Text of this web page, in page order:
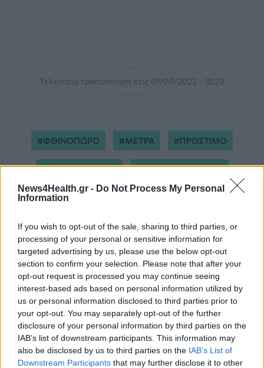
News4Health.gr - Do Not Process My Personal
Information
If you wish to opt-out of the sale, sharing to third parties, or
processing of your personal or sensitive information for
targeted advertising by us, please use the below opt-out
section to confirm your selection. Please note that after your
opt-out request is processed you may continue seeing
interest-based ads based on personal information utilized by
us or personal information disclosed to third parties prior to
your opt-out. You may separately opt-out of the further
disclosure of your personal information by third parties on the
IAB’s list of downstream participants. This information may
also be disclosed by us to third parties on the IAB’s List of
Downstream Participants that may further disclose it to other
Τελευταία τροποποίηση στις 01/08/2022 - 18:29
ΦΘΙΝΟΠΩΡΟ ΜΕΤΡΑ ΠΡΟΣΤΙΜΟ
ΠΙΣΤΟΠΟΙΗΤΙΚΟ ΥΠΟΥΡΓΕΙΟ ΥΓΕΙΑΣ
ΠΕΡΙΣΣΟΤΕΡΑ ΣΤΗΝ ΙΔΙΑ ΚΑΤΗΓΟΡΙΑ
Σαρηγιάννης: Νέα αύξηση
διασωληνωμένων και θανάτων
COVID αυτή την εβδομάδα